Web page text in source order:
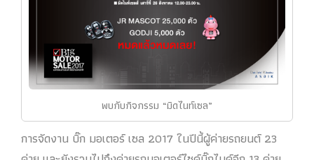
พบกับกิจกรรม “มิดไนท์เซล”
การจัดงาน บิ๊ก มอเตอร์ เซล 2017 ในปีนี้ผู้ค่ายรถยนต์ 23